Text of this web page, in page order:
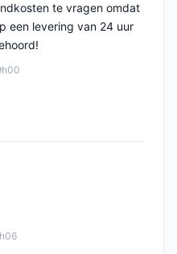
te vragen omdat
een levering van 24 uur